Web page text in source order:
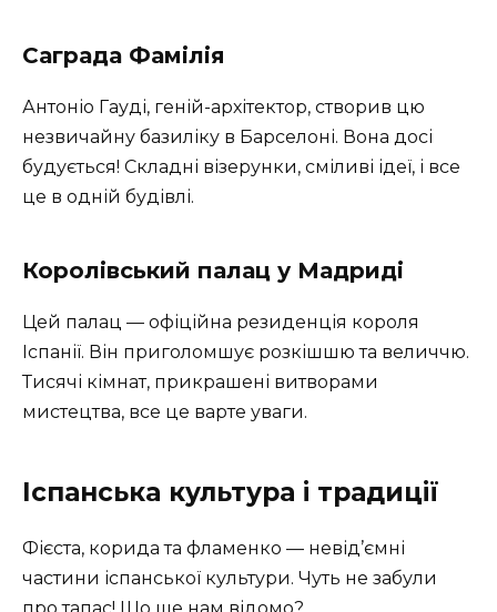
Саграда Фамілія
Антоніо Гауді, геній-архітектор, створив цю
незвичайну базиліку в Барселоні. Вона досі
будується! Складні візерунки, сміливі ідеї, і все
це в одній будівлі.
Королівський палац у Мадриді
Цей палац — офіційна резиденція короля
Іспанії. Він приголомшує розкішшю та величчю.
Тисячі кімнат, прикрашені витворами
мистецтва, все це варте уваги.
Іспанська культура і традиції
Фієста, корида та фламенко — невід’ємні
частини іспанської культури. Чуть не забули